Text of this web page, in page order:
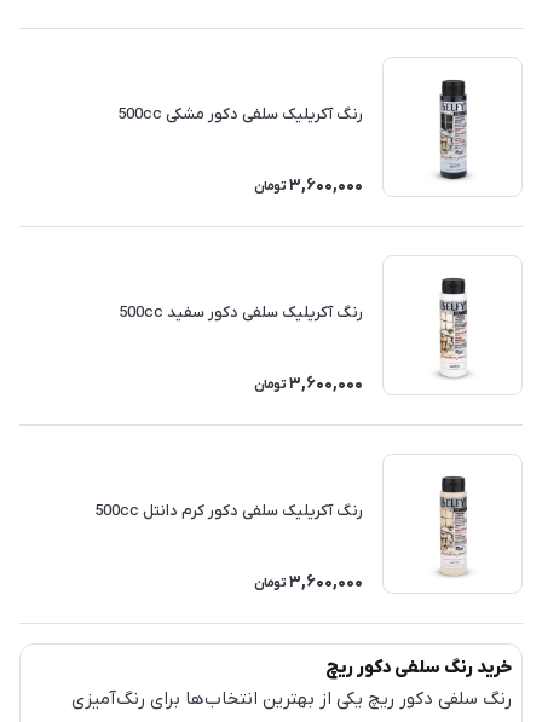
رنگ آکریلیک سلفی دکور مشکی 500cc
3,600,000 تومان
رنگ آکریلیک سلفی دکور سفید 500cc
3,600,000 تومان
رنگ آکریلیک سلفی دکور کرم دانتل 500cc
3,600,000 تومان
خرید رنگ سلفی دکور ریچ
رنگ سلفی دکور ریچ یکی از بهترین انتخاب‌ها برای رنگ‌آمیزی